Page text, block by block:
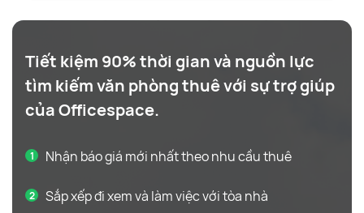
Tiết kiệm 90% thời gian và nguồn lực
tìm kiếm văn phòng thuê với sự trợ giúp
của Officespace.
Nhận báo giá mới nhất theo nhu cầu thuê
Sắp xếp đi xem và làm việc với tòa nhà